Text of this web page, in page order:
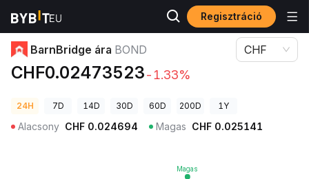
Regisztráció
Kriptovaluta árak BarnBridge ára BOND
BarnBridge ára BOND
CHF0.02473523-1.33%
CHF
24H 7D 14D 30D 60D 200D 1Y
Alacsony CHF 0.024694 Magas CHF 0.025141